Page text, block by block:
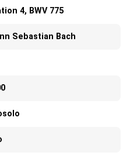
4, BWV 775
Sebastian Bach